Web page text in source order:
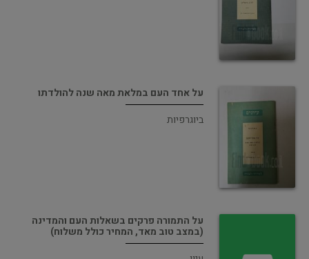
על אחד העם במלאת מאה שנה להולדתו
ביוגרפיות
על התמורה פרקים בשאלות העם והמדינה
(במצב טוב מאד, המחיר כולל משלוח)